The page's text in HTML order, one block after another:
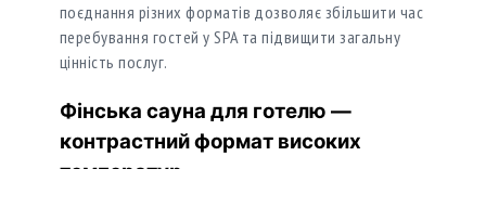
поєднання різних форматів дозволяє збільшити час
перебування гостей у SPA та підвищити загальну
цінність послуг.
Фінська сауна для готелю —
контрастний формат високих
температур